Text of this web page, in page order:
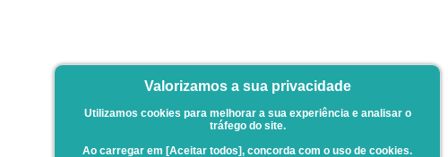
Valorizamos a sua privacidade
Utilizamos cookies para melhorar a sua experiência e analisar o
tráfego do site.
Ao carregar em [Aceitar todos], concorda com o uso de cookies.